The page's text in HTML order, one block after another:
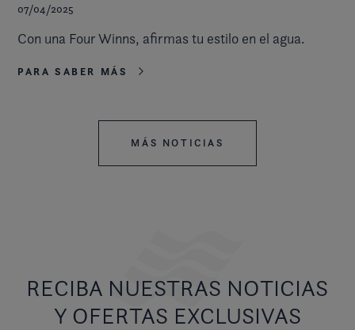
07/04/2025
Con una Four Winns, afirmas tu estilo en el agua.
PARA SABER MÁS
MÁS NOTICIAS
RECIBA NUESTRAS NOTICIAS
Y OFERTAS EXCLUSIVAS